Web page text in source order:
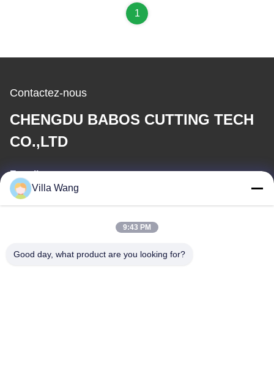
1
Contactez-nous
CHENGDU BABOS CUTTING TECH
CO.,LTD
E-mail
Villa Wang
9:43 PM
Good day, what product are you looking for?